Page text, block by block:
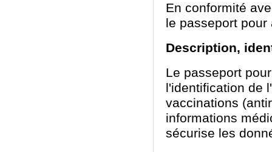
En conformité
le passeport
Description,
Le passeport
l'identification de
vaccinations
informations
sécurise les